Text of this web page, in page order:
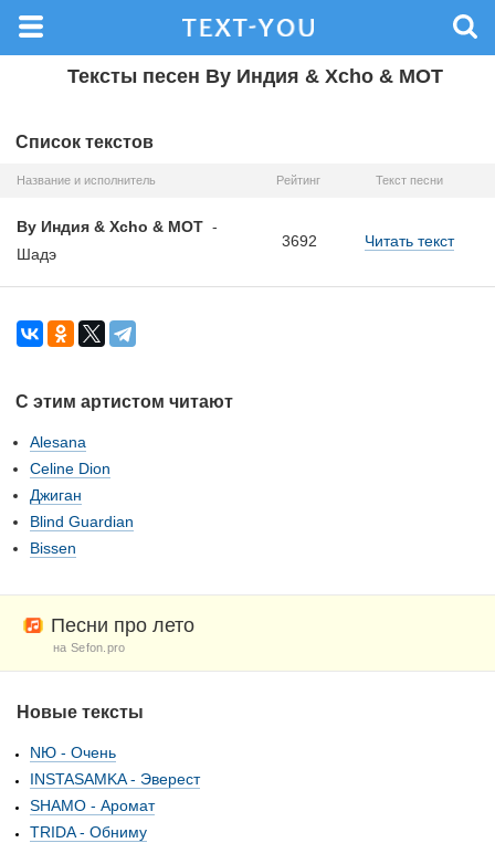
Тексты песен By Индия & Xcho & МОТ
Список текстов
Название и исполнитель Рейтинг Текст песни
By Индия & Xcho & МОТ -
Шадэ
3692 Читать текст
С этим артистом читают
Alesana
Celine Dion
Джиган
Blind Guardian
Bissen
Песни про лето
на Sefon.pro
Новые тексты
NЮ - Очень
INSTASAMKA - Эверест
SHAMO - Аромат
TRIDA - Обниму